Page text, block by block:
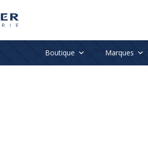
Boutique Marques